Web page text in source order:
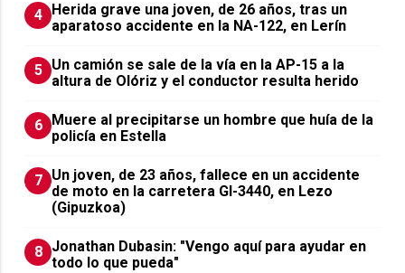
4 Herida grave una joven, de 26 años, tras un
aparatoso accidente en la NA-122, en Lerín
5 Un camión se sale de la vía en la AP-15 a la
altura de Olóriz y el conductor resulta herido
6 Muere al precipitarse un hombre que huía de la
policía en Estella
7 Un joven, de 23 años, fallece en un accidente
de moto en la carretera GI-3440, en Lezo
(Gipuzkoa)
8 Jonathan Dubasin: "Vengo aquí para ayudar en
todo lo que pueda"